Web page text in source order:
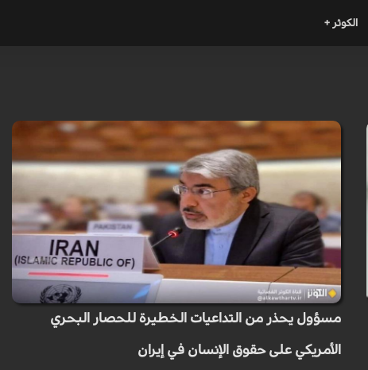
الكوثر +
مسؤول يحذر من التداعيات الخطيرة للحصار البحري
الأمريكي على حقوق الإنسان في إيران